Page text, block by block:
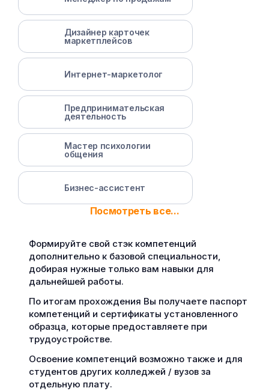
Дизайнер карточек
маркетплейсов
Интернет-маркетолог
Предпринимательская
деятельность
Мастер психологии
общения
Бизнес-ассистент
Посмотреть все...
Формируйте свой стэк компетенций
дополнительно к базовой специальности,
добирая нужные только вам навыки для
дальнейшей работы.
По итогам прохождения Вы получаете паспорт
компетенций и сертификаты установленного
образца, которые предоставляете при
трудоустройстве.
Освоение компетенций возможно также и для
студентов других колледжей / вузов за
отдельную плату.